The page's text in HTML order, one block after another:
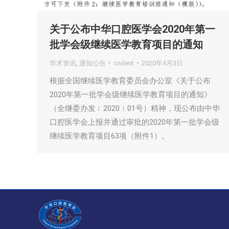
关于公布中华口腔医学会2020年第一
批学会级继续医学教育项目的通知
学术资讯 通知公告 cndent 2020年4月3日
根据全国继续医学教育委员会办公室《关于公布
2020年第一批学会级继续医学教育项目的通知》
（全继委办发﹝2020﹞01号）精神，现公布由中华
口腔医学会上报并通过审批的2020年第一批学会级
继续医学教育项目63项（附件1）。